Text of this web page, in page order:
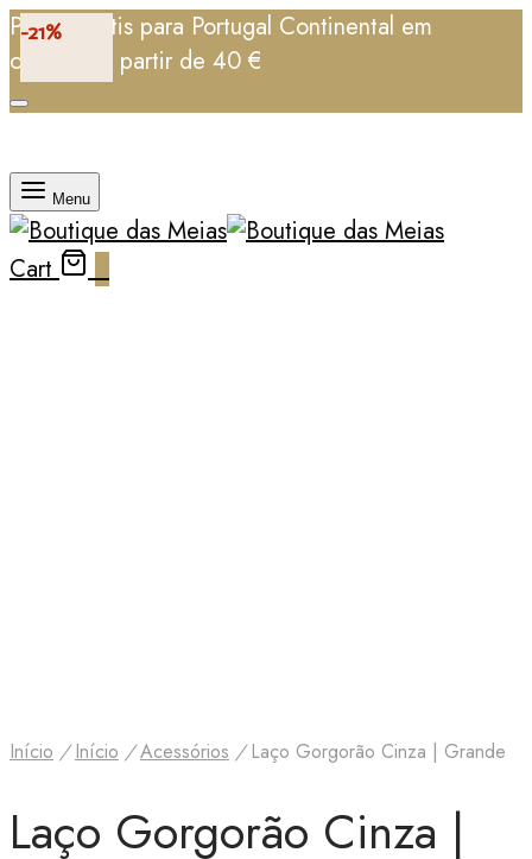
Portes grátis para Portugal Continental em
compras a partir de 40 €
Menu
Cart 0
Início / Início / Acessórios /Laço Gorgorão Cinza | Grande
Laço Gorgorão Cinza |
-21%